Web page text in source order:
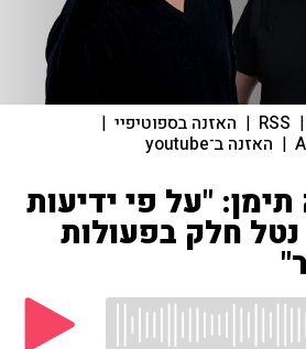
|
RSS
| האזנה בספוטיפיי |
| האזנה ב־youtube
"על פי ידיעות
חלק בפעולות